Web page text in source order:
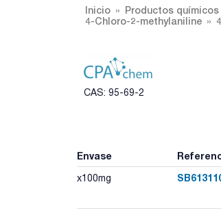
Inicio Productos químicos
4-Chloro-2-methylaniline
CAS: 95-69-2
Envase
x100mg